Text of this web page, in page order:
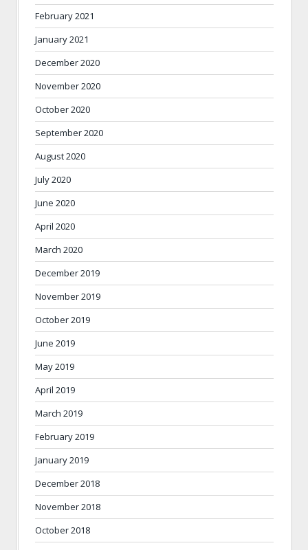
February 2021
January 2021
December 2020
November 2020
October 2020
September 2020
August 2020
July 2020
June 2020
April 2020
March 2020
December 2019
November 2019
October 2019
June 2019
May 2019
April 2019
March 2019
February 2019
January 2019
December 2018
November 2018
October 2018